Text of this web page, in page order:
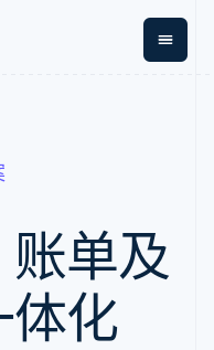
向第三
方打款
单及
体化